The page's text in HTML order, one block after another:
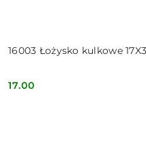
16003 Łożysko kulkowe
Cena:
17.00